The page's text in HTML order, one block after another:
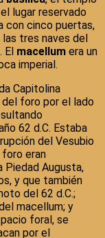
lugar reservado
con cinco puertas,
tres naves del
El macellum era un
imperial.
Capitolina
foro por el lado
62 d.C. Estaba
del Vesubio
eran
Piedad Augusta,
y que también
del 62 d.C.;
macellum; y
foral, se
por el